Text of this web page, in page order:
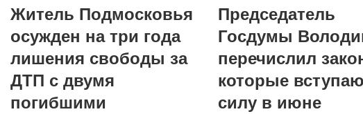
Житель Подмосковья
осужден на три года
лишения свободы за
ДТП с двумя
погибшими
Председатель
Госдумы
перечислил
которые
силу в июне